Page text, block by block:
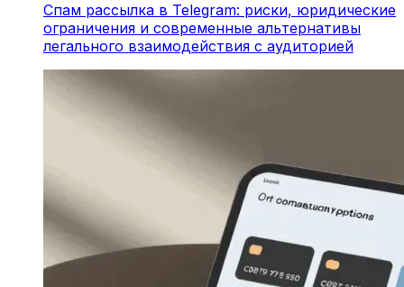
Спам рассылка в Telegram: риски, юридические
ограничения и современные альтернативы
легального взаимодействия с аудиторией